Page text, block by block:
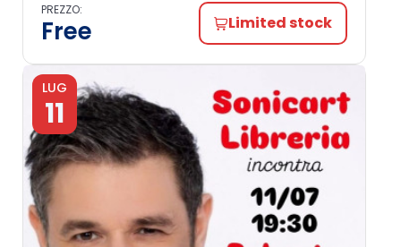
PREZZO:
Free Limited stock
LUG
11